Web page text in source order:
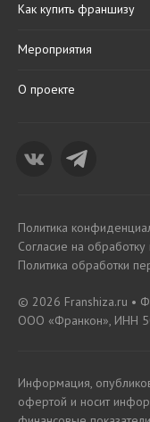
Как купить франшизу
Мероприятия
О проекте
Политика
Согласие на
Политика обработки
© 2026 Franshiza.ru •
ООО «Франкон», ИНН
Информация,
офертой и носит